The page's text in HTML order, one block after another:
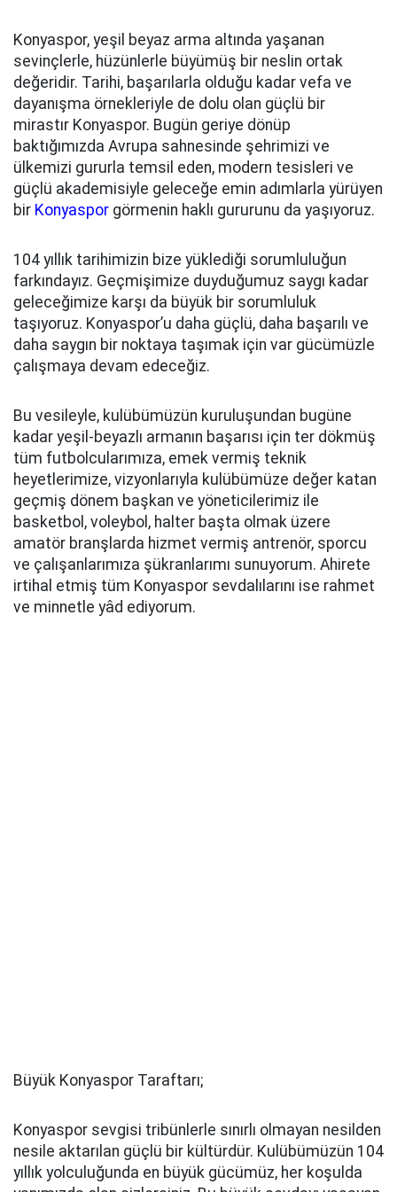
Konyaspor, yeşil beyaz arma altında yaşanan
sevinçlerle, hüzünlerle büyümüş bir neslin ortak
değeridir. Tarihi, başarılarla olduğu kadar vefa ve
dayanışma örnekleriyle de dolu olan güçlü bir
mirastır Konyaspor. Bugün geriye dönüp
baktığımızda Avrupa sahnesinde şehrimizi ve
ülkemizi gururla temsil eden, modern tesisleri ve
güçlü akademisiyle geleceğe emin adımlarla yürüyen
bir Konyaspor görmenin haklı gururunu da yaşıyoruz.
104 yıllık tarihimizin bize yüklediği sorumluluğun
farkındayız. Geçmişimize duyduğumuz saygı kadar
geleceğimize karşı da büyük bir sorumluluk
taşıyoruz. Konyaspor’u daha güçlü, daha başarılı ve
daha saygın bir noktaya taşımak için var gücümüzle
çalışmaya devam edeceğiz.
Bu vesileyle, kulübümüzün kuruluşundan bugüne
kadar yeşil-beyazlı armanın başarısı için ter dökmüş
tüm futbolcularımıza, emek vermiş teknik
heyetlerimize, vizyonlarıyla kulübümüze değer katan
geçmiş dönem başkan ve yöneticilerimiz ile
basketbol, voleybol, halter başta olmak üzere
amatör branşlarda hizmet vermiş antrenör, sporcu
ve çalışanlarımıza şükranlarımı sunuyorum. Ahirete
irtihal etmiş tüm Konyaspor sevdalılarını ise rahmet
ve minnetle yâd ediyorum.
Büyük Konyaspor Taraftarı;
Konyaspor sevgisi tribünlerle sınırlı olmayan nesilden
nesile aktarılan güçlü bir kültürdür. Kulübümüzün 104
yıllık yolculuğunda en büyük gücümüz, her koşulda